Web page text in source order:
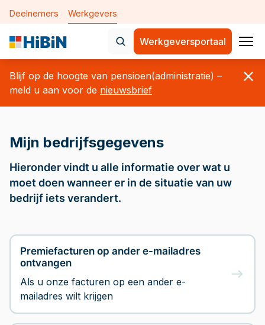
Deelnemers Werkgevers
Werkgeversportaal
Home
Nieuws
De nieuwe pensioenregeling
Verplichte aansluiting
Aanleveren maandelijkse
Mijn bedrijfsgegevens
Over Bpf HiBiN
Documenten
Contact
Blijf op de hoogte van pensioen(administratie) –
meld u aan voor de nieuwsbrief
Mijn bedrijfsgegevens
Hieronder vindt u alle informatie over wat u
moet doen wanneer er in de situatie van uw
bedrijf iets verandert.
Premiefacturen op ander e-mailadres
ontvangen
Als u onze facturen op een ander e-
mailadres wilt krijgen